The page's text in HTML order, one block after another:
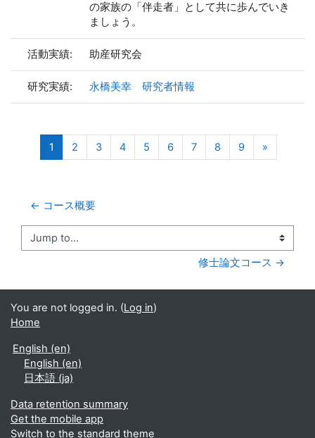
の家族の「伴走者」として共に歩んでいき
ましょう。
活動実績: 助産研究会
研究実績: 永橋美幸 研究者情報
1 (current)
2 3 4 5 6 7 8 9 »
← コース概要
Jump to...
修士論文コース →
You are not logged in. (Log in)
Home
English ‎(en)‎
English ‎(en)‎
日本語 ‎(ja)‎
Data retention summary
Get the mobile app
Switch to the standard theme